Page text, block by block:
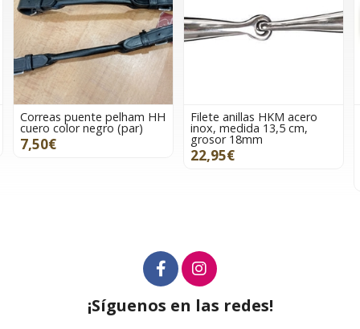
Correas puente pelham HH
cuero color negro (par)
7,50€
Filete anillas HKM acero
inox, medida 13,5 cm,
grosor 18mm
22,95€
¡Síguenos en las redes!